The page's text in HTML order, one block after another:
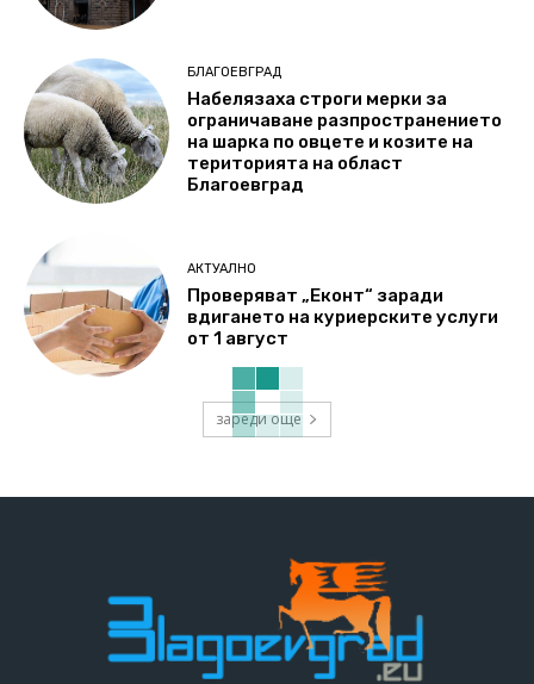
БЛАГОЕВГРАД
Набелязаха строги мерки за
ограничаване разпространението
на шарка по овцете и козите на
територията на област
Благоевград
АКТУАЛНО
Проверяват „Еконт“ заради
вдигането на куриерските услуги
от 1 август
зареди още